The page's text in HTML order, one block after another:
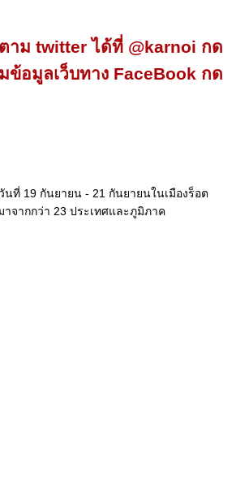
าม twitter ได้ที่ @karnoi กด
ข้อมูลเว็บทาง FaceBook กด
ที่ 19 กันยายน - 21 กันยายนในเมืองร็อต
จากกว่า 23 ประเทศและภูมิภาค